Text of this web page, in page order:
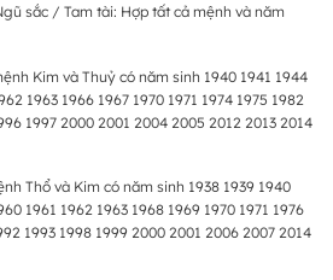
sắc / Tam tài: Hợp tất cả mệnh và năm
Kim và Thuỷ có năm sinh 1940 1941 1944
1963 1966 1967 1970 1971 1974 1975 1982
1997 2000 2001 2004 2005 2012 2013 2014
Thổ và Kim có năm sinh 1938 1939 1940
1961 1962 1963 1968 1969 1970 1971 1976
1993 1998 1999 2000 2001 2006 2007 2014